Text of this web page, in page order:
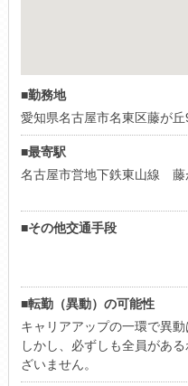
■勤務地
愛知県名古屋市名東区藤が丘
■最寄駅
名古屋市営地下鉄東山線
■その他交通手段
■転勤（異動）の可能性
キャリアアップの一環で異動
しかし、必ずしも全員があ
ざいません。